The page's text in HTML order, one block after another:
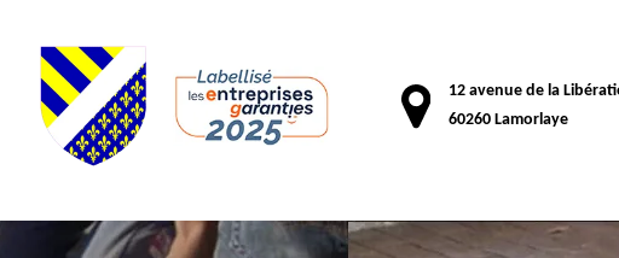
12 avenue de la
60260 Lamorlaye